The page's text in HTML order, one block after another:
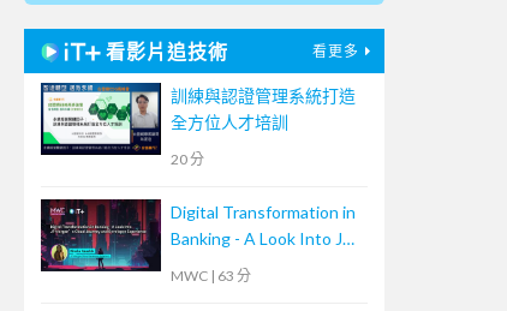
看影片追技術 看更多
訓練與認證管理系統打造
全方位人才培訓
20 分
Digital Transformation in
Banking - A Look Into JP
Morgan’s Cloud Journey
MWC | 63 分